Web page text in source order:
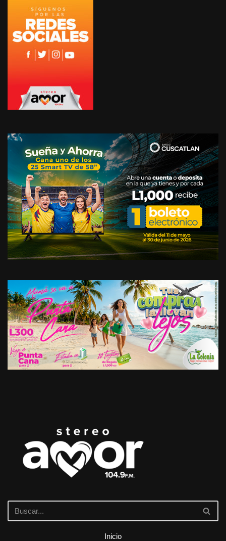
Inicio